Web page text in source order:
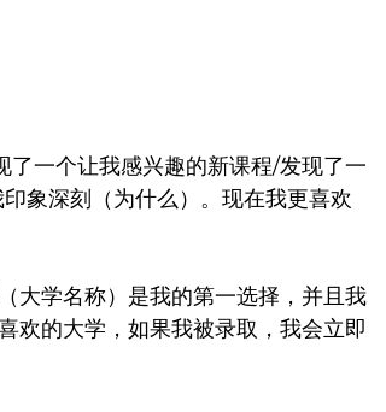
一个让我感兴趣的新课程/发现了一
象深刻（为什么）。现在我更喜欢
大学名称）是我的第一选择，并且我
欢的大学，如果我被录取，我会立即